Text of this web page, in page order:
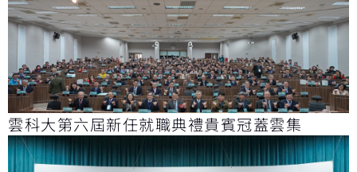
雲科大第六屆新任就職典禮貴賓冠蓋雲集